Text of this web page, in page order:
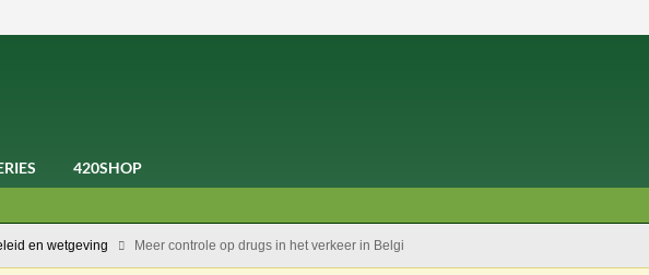
420SHOP
en wetgeving Meer controle op drugs in het verkeer in Belgi